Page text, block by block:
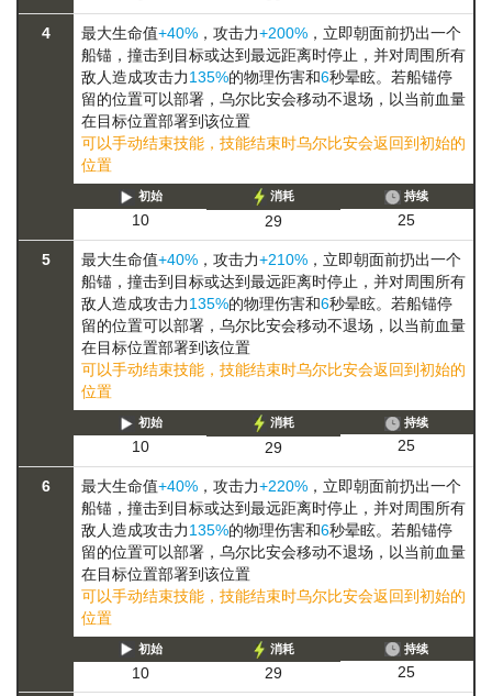
4 最大生命值+40% ，攻击力+200% ，立即朝面前扔出一个
船锚，撞击到目标或达到最远距离时停止，并对周围所有
敌人造成攻击力135%的物理伤害和6秒晕眩。若船锚停
留的位置可以部署，乌尔比安会移动不退场，以当前血量
在目标位置部署到该位置
可以手动结束技能，技能结束时乌尔比安会返回到初始的
位置
初始
10
消耗
29
持续
25
5 最大生命值+40% ，攻击力+210% ，立即朝面前扔出一个
船锚，撞击到目标或达到最远距离时停止，并对周围所有
敌人造成攻击力135%的物理伤害和6秒晕眩。若船锚停
留的位置可以部署，乌尔比安会移动不退场，以当前血量
在目标位置部署到该位置
可以手动结束技能，技能结束时乌尔比安会返回到初始的
位置
初始
10
消耗
29
持续
25
6 最大生命值+40% ，攻击力+220% ，立即朝面前扔出一个
船锚，撞击到目标或达到最远距离时停止，并对周围所有
敌人造成攻击力135%的物理伤害和6秒晕眩。若船锚停
留的位置可以部署，乌尔比安会移动不退场，以当前血量
在目标位置部署到该位置
可以手动结束技能，技能结束时乌尔比安会返回到初始的
位置
初始
10
消耗
29
持续
25